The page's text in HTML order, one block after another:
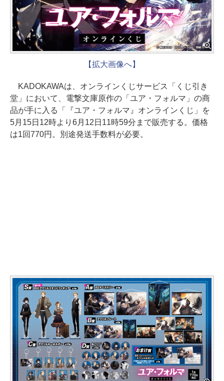
【拡大画像へ】
KADOKAWAは、オンラインくじサービス「くじ引き
堂」において、電撃文庫原作の「ユア・フォルマ」の商
品が手に入る「『ユア・フォルマ』オンラインくじ」を
5月15日12時より6月12日11時59分まで販売する。価格
は1回770円。別途発送手数料が必要。